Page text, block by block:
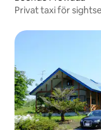
Privat taxi för
Airbnb-upplevelse